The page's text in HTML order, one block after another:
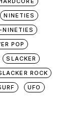
NINETIES
NINETIES
POP
SLACKER
ROCK
UFO